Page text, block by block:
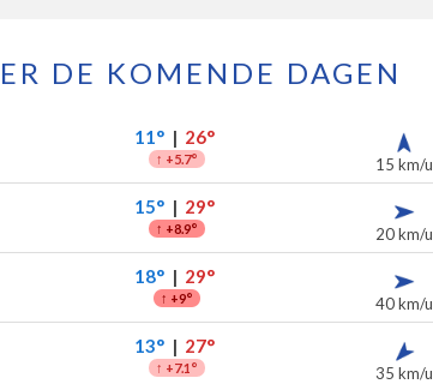
DE KOMENDE DAGEN
7 dagen11°| 26°
↑ +5.7° 15 km/u
15°| 29°
↑ +8.9° 20 km/u
18°| 29°
↑ +9° 40 km/u
13°| 27°
↑ +7.1° 35 km/u